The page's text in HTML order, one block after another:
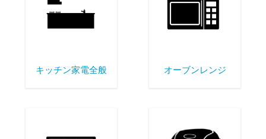
キッチン家電全般 オーブンレンジ